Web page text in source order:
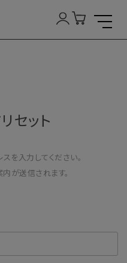
セット
を入力してください。
が送信されます。